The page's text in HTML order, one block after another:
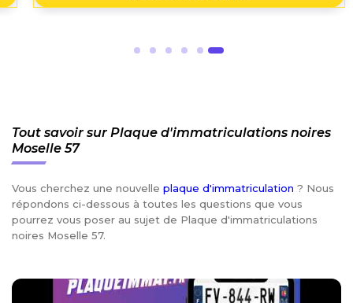
Tout savoir sur Plaque d'immatriculations noires
Moselle 57
Vous cherchez une nouvelle plaque d'immatriculation ? Nous
répondons ci-dessous à toutes les questions que vous
pourrez vous poser au sujet de Plaque d'immatriculations
noires Moselle 57.